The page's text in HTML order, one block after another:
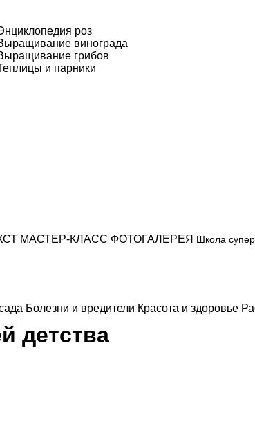
роз
винограда
грибов
и парники
МАСТЕР-КЛАСС ФОТОГАЛЕРЕЯ Школа
Болезни и вредители Красота и здоровье
детства